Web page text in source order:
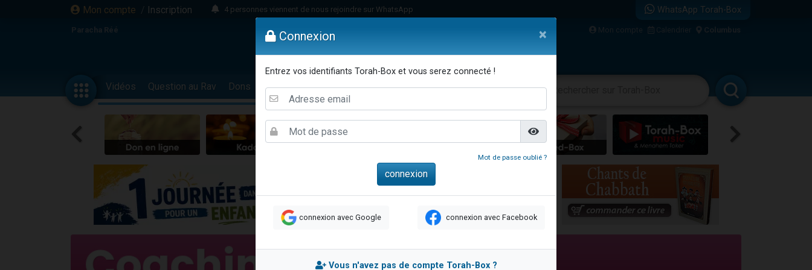
Mon compte / Inscription
4 personnes viennent de nous rejoindre sur WhatsApp
3 personnes viennent de nous rejoindre sur WhatsApp
13 personnes viennent de demander une bénédiction
2 personnes viennent de nous rejoindre sur WhatsApp
30 personnes viennent de faire un don pour Sauvez la jambe de Yohan
Il reste 49 places pour étudier en groupe sur Zoom
12 nouvelles musiques dans Torah-Box Music
3 personnes viennent de nous rejoindre sur WhatsApp
2 personnes viennent de nous rejoindre sur WhatsApp
3 personnes viennent de nous rejoindre sur WhatsApp
8 personnes viennent de faire un don pour Tsédaka : pauvres d'Israel
WhatsApp Torah-Box
Paracha Réé Mon compte Calendrier Columbus
Vidéos Question au Rav Dons Femmes Enfants Etude sur Texte Musique Paracha Divertissements
Connexion ×
Entrez vos identifiants Torah-Box et vous serez connecté !
Mot de passe oublié ?
connexion avec Google connexion avec Facebook
Vous n'avez pas de compte Torah-Box ?